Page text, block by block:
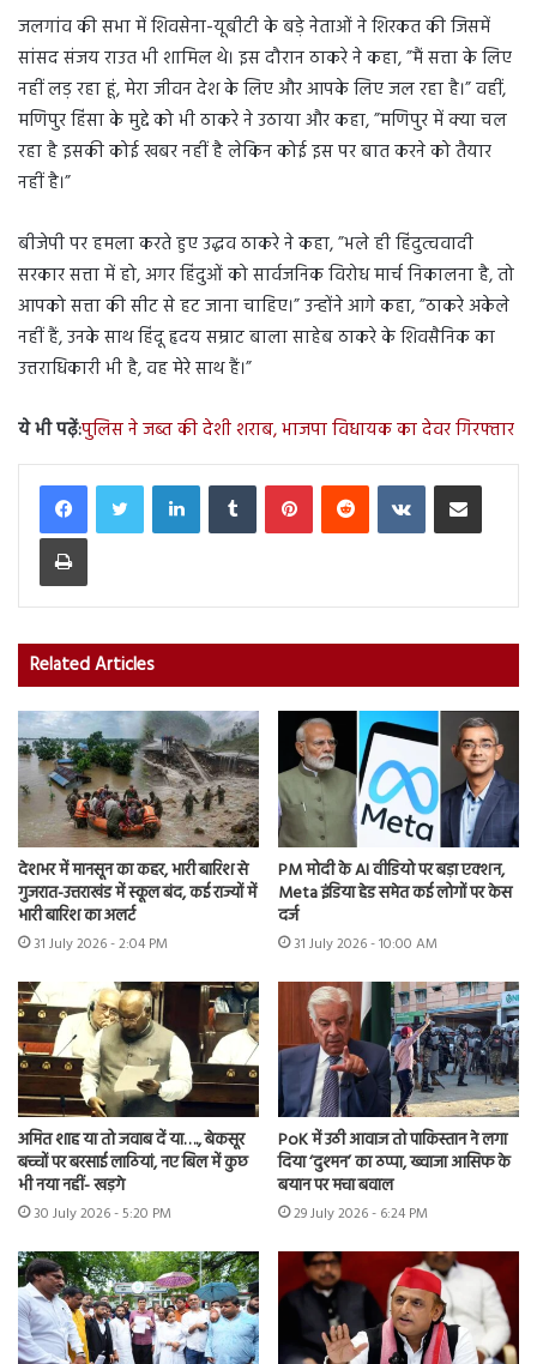
जलगांव की सभा में शिवसेना-यूबीटी के बड़े नेताओं ने शिरकत की जिसमें
सांसद संजय राउत भी शामिल थे। इस दौरान ठाकरे ने कहा, ”मैं सत्ता के लिए
नहीं लड़ रहा हूं, मेरा जीवन देश के लिए और आपके लिए जल रहा है।” वहीं,
मणिपुर हिंसा के मुद्दे को भी ठाकरे ने उठाया और कहा, ”मणिपुर में क्या चल
रहा है इसकी कोई खबर नहीं है लेकिन कोई इस पर बात करने को तैयार
नहीं है।”
बीजेपी पर हमला करते हुए उद्धव ठाकरे ने कहा, ”भले ही हिंदुत्ववादी
सरकार सत्ता में हो, अगर हिंदुओं को सार्वजनिक विरोध मार्च निकालना है, तो
आपको सत्ता की सीट से हट जाना चाहिए।” उन्होंने आगे कहा, ”ठाकरे अकेले
नहीं हैं, उनके साथ हिंदू हृदय सम्राट बाला साहेब ठाकरे के शिवसैनिक का
उत्तराधिकारी भी है, वह मेरे साथ हैं।”
ये भी पढ़ें:पुलिस ने जब्त की देशी शराब, भाजपा विधायक का देवर गिरफ्तार
LinkedInTumblr PinterestReddit VKontakteShare via Email
Print
Related Articles
देशभर में मानसून का कहर, भारी बारिश से
गुजरात-उत्तराखंड में स्कूल बंद, कई राज्यों में
भारी बारिश का अलर्ट
31 July 2026 - 2:04 PM
PM मोदी के AI वीडियो पर बड़ा एक्शन,
Meta इंडिया हेड समेत कई लोगों पर केस
दर्ज
31 July 2026 - 10:00 AM
अमित शाह या तो जवाब दें या…., बेकसूर
बच्चों पर बरसाई लाठियां, नए बिल में कुछ
भी नया नहीं- खड़गे
30 July 2026 - 5:20 PM
PoK में उठी आवाज तो पाकिस्तान ने लगा
दिया ‘दुश्मन’ का ठप्पा, ख्वाजा आसिफ के
बयान पर मचा बवाल
29 July 2026 - 6:24 PM